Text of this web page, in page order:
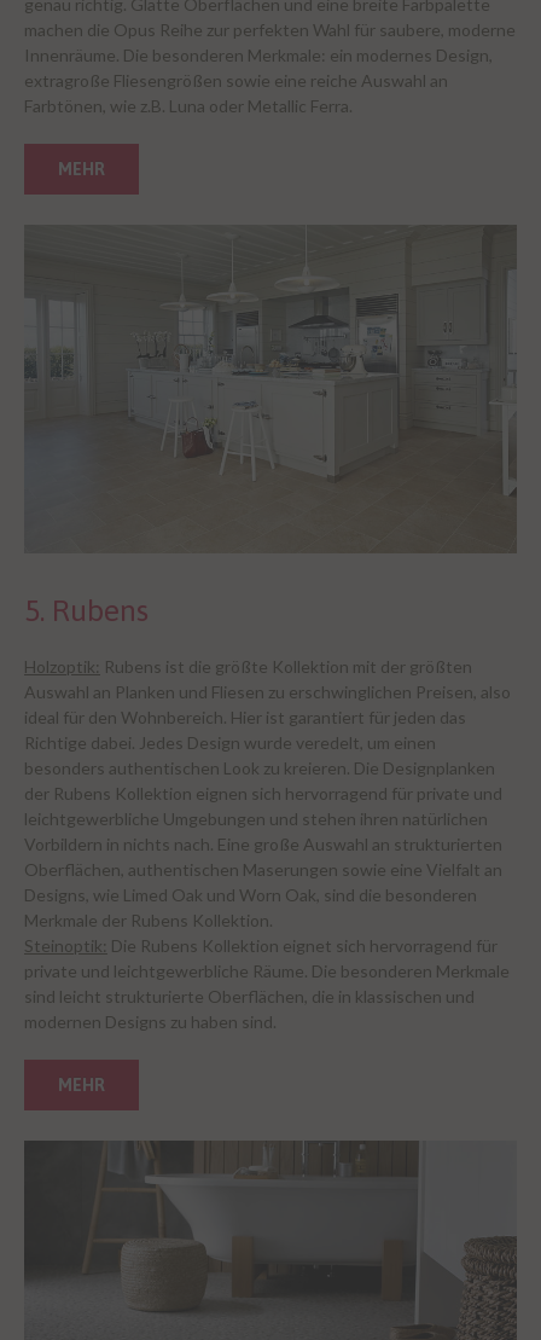
genau richtig. Glatte Oberflächen und eine breite Farbpalette
machen die Opus Reihe zur perfekten Wahl für saubere, moderne
Innenräume. Die besonderen Merkmale: ein modernes Design,
extragroße Fliesengrößen sowie eine reiche Auswahl an
Farbtönen, wie z.B. Luna oder Metallic Ferra.
MEHR
5. Rubens
Holzoptik: Rubens ist die größte Kollektion mit der größten
Auswahl an Planken und Fliesen zu erschwinglichen Preisen, also
ideal für den Wohnbereich. Hier ist garantiert für jeden das
Richtige dabei. Jedes Design wurde veredelt, um einen
besonders authentischen Look zu kreieren. Die Designplanken
der Rubens Kollektion eignen sich hervorragend für private und
leichtgewerbliche Umgebungen und stehen ihren natürlichen
Vorbildern in nichts nach. Eine große Auswahl an strukturierten
Oberflächen, authentischen Maserungen sowie eine Vielfalt an
Designs, wie Limed Oak und Worn Oak, sind die besonderen
Merkmale der Rubens Kollektion.
Steinoptik: Die Rubens Kollektion eignet sich hervorragend für
private und leichtgewerbliche Räume. Die besonderen Merkmale
sind leicht strukturierte Oberflächen, die in klassischen und
modernen Designs zu haben sind.
MEHR